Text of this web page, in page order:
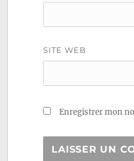
SITE WEB
Enregistrer mon